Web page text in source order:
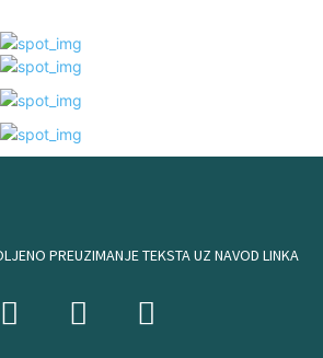
PREUZIMANJE TEKSTA UZ NAVOD LINKA